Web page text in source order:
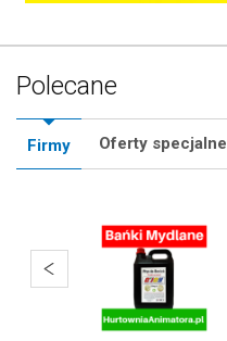
Polecane
Firmy Oferty specjalne